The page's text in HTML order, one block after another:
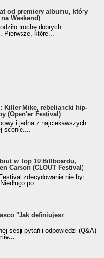
od premiery albumu, który
Weekend)
trochę dobrych
Pierwsze, które...
Killer Mike, rebeliancki hip-
(Open'er Festival)
i jedna z najciekawszych
scenie....
w Top 10 Billboardu,
Carson (CLOUT Festival)
zdecydowanie nie był
po...
"Jak definiujesz
sesji pytań i odpowiedzi (Q&A)